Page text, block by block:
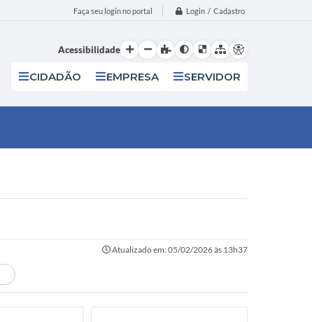
Faça seu login no portal Login / Cadastro
Acessibilidade
CIDADÃO EMPRESA SERVIDOR
Atualizado em: 05/02/2026 às 13h37